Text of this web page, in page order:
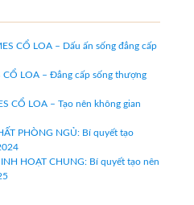
CỔ LOA – Dấu ấn sống đẳng cấp
CỔ LOA – Đẳng cấp sống thượng
CỔ LOA – Tạo nên không gian
PHÒNG NGỦ: Bí quyết tạo
HOẠT CHUNG: Bí quyết tạo nên